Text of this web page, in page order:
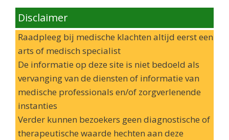
Disclaimer
Raadpleeg bij medische klachten altijd eerst een
arts of medisch specialist
De informatie op deze site is niet bedoeld als
vervanging van de diensten of informatie van
medische professionals en/of zorgverlenende
instanties
Verder kunnen bezoekers geen diagnostische of
therapeutische waarde hechten aan deze